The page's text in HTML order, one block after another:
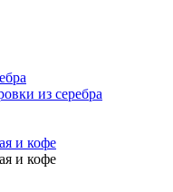
из серебра
и кофе
и кофе